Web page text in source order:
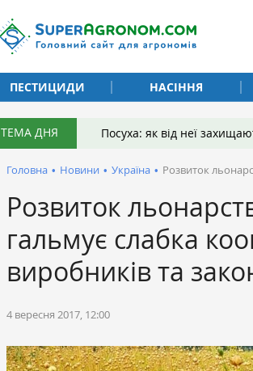
ПЕСТИЦИДИ
НАСІННЯ
ТЕМА ДНЯ Посуха: як від неї
Головна • Новини • Україна • Розвиток
Розвиток
гальмує слабка
виробників та
4 вересня 2017, 12:00